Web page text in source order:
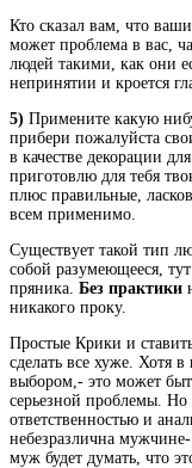
Кто сказал вам, что
может проблема в вас,
людей такими, как они
непринятии и кроется
5) Примените какую
прибери пожалуйста
в качестве декорации
приготовлю для тебя
плюс правильные,
всем применимо.
Существует такой тип
собой разумеющееся,
пряника. Без практики
никакого проку.
Простые Крики и
сделать все хуже. Хотя в
выбором,- это может
серьезной проблемы. Но
ответственностью и
небезразлична мужчине-
муж будет думать, что